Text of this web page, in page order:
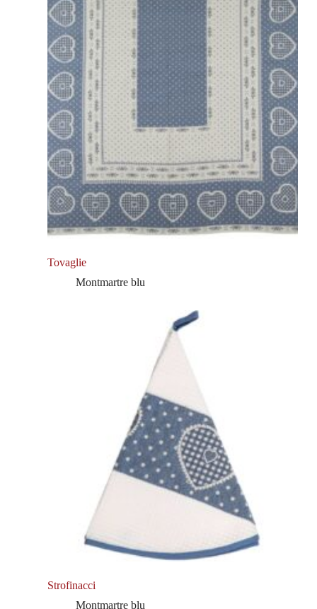
Tovaglie
Montmartre blu
Strofinacci
Montmartre blu